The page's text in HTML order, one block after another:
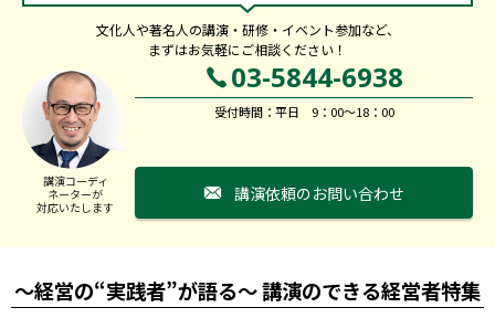
文化人や著名人の講演・研修・イベント参加など、
まずはお気軽にご相談ください！
講演コーディ
ネーターが
対応いたします
03-5844-6938
受付時間：平日 9：00～18：00
講演依頼のお問い合わせ
～経営の“実践者”が語る～ 講演のできる経営者特集